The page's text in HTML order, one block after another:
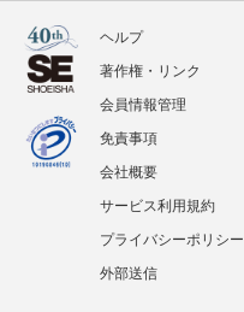
ヘルプ
著作権・リンク
会員情報管理
免責事項
会社概要
サービス利用規約
プライバシーポリシー
外部送信